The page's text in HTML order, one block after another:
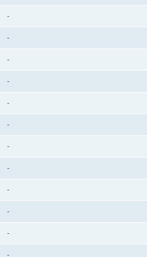
-
-
-
-
-
-
-
-
-
-
-
-